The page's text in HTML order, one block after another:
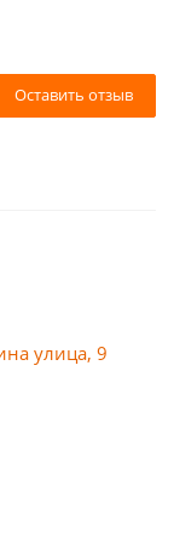
Оставить отзыв
улица, 9